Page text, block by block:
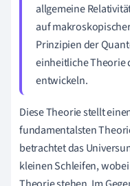
allgemeine
auf
Prinzipien der
einheitliche Theorie
entwickeln.
Diese Theorie stellt
fundamentalsten
betrachtet das
kleinen Schleifen,